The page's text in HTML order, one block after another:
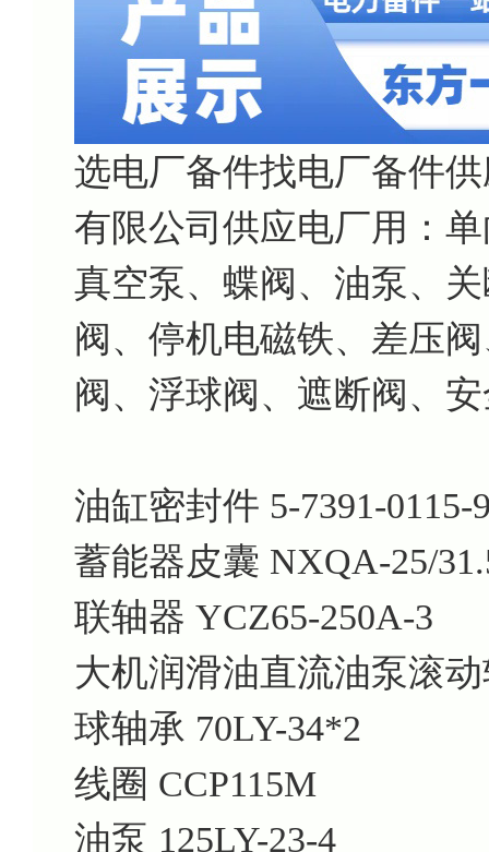
选电厂备件找电厂备件
有限公司供应电厂用：
真空泵、蝶阀、油泵、
阀、停机电磁铁、差压
阀、浮球阀、遮断阀、
油缸密封件 5-7391-0115-
蓄能器皮囊 NXQA-25/
联轴器 YCZ65-250A-3
大机润滑油直流油泵滚
球轴承 70LY-34*2
线圈 CCP115M
油泵 125LY-23-4